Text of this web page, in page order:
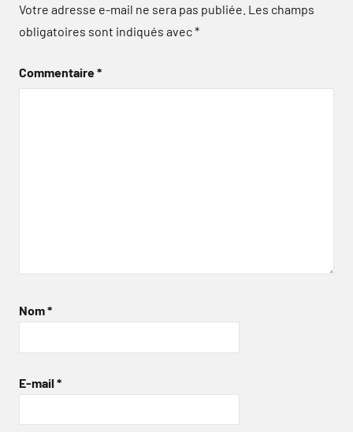
Votre adresse e-mail ne sera pas publiée. Les champs
obligatoires sont indiqués avec*
Commentaire*
Nom*
E-mail *